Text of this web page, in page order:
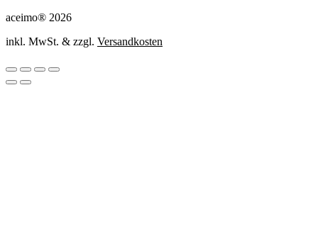
aceimo® 2026
inkl. MwSt. & zzgl. Versandkosten